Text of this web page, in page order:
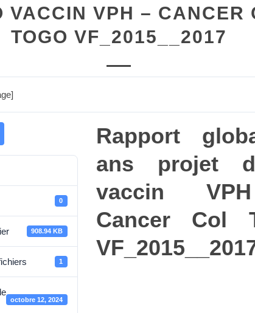
VACCIN VPH – CANCER
TOGO VF_2015__2017
0
908.94 KB
1
octobre 12, 2024
Rapport
ans projet
vaccin
Cancer Col